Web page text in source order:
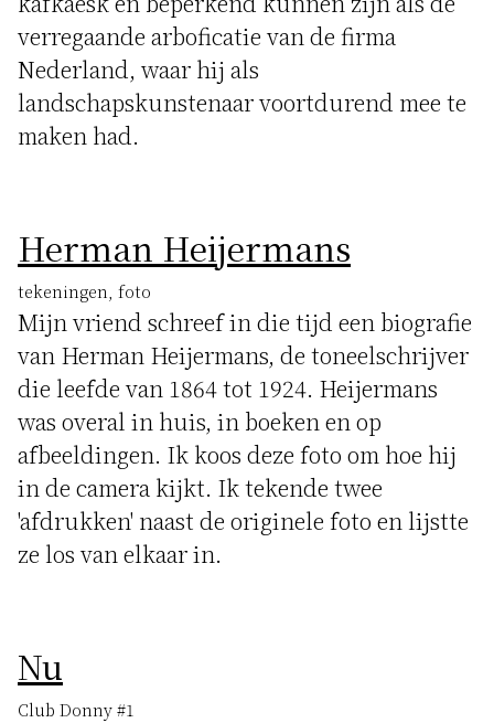
verregaande arboficatie van de firma
Nederland, waar hij als
landschapskunstenaar voortdurend mee te
maken had.
Herman Heijermans
tekeningen, foto
Mijn vriend schreef in die tijd een biografie
van Herman Heijermans, de toneelschrijver
die leefde van 1864 tot 1924. Heijermans
was overal in huis, in boeken en op
afbeeldingen. Ik koos deze foto om hoe hij
in de camera kijkt. Ik tekende twee
'afdrukken' naast de originele foto en lijstte
ze los van elkaar in.
Nu
Club Donny #1